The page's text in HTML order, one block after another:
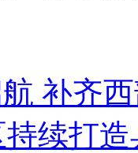
补齐
续打